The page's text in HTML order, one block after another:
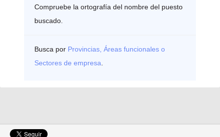
Compruebe la ortografía del nombre del puesto
buscado.
Busca por Provincias, Áreas funcionales o
Sectores de empresa